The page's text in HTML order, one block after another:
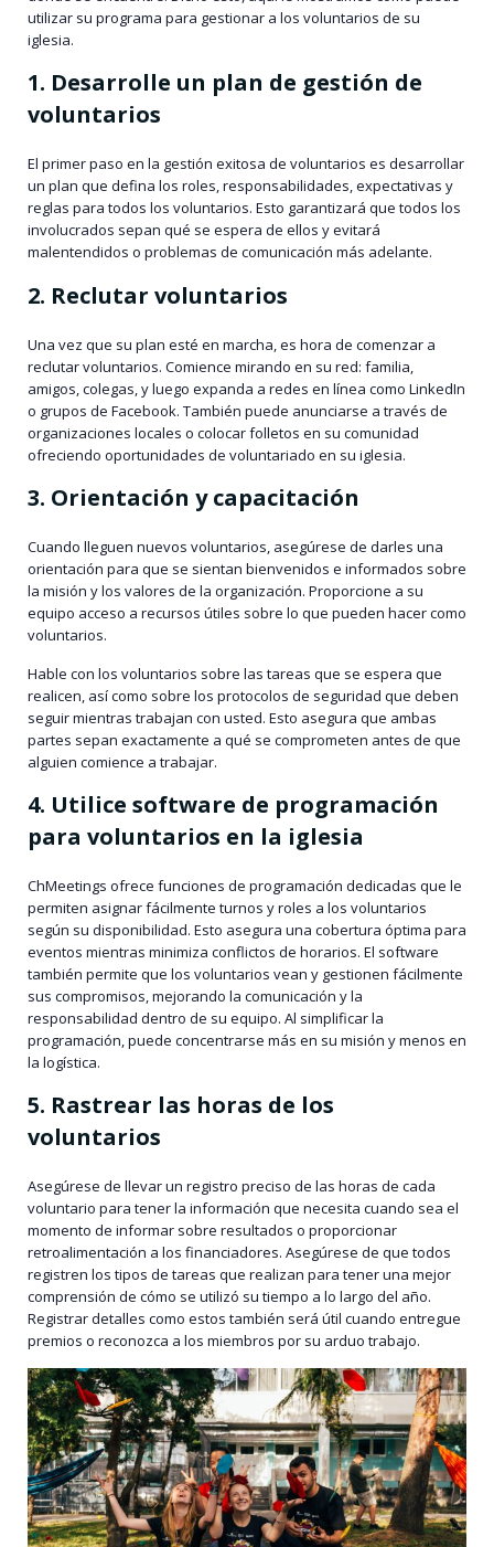
utilizar su programa para gestionar a los voluntarios de su
iglesia.
1. Desarrolle un plan de gestión de
voluntarios
El primer paso en la gestión exitosa de voluntarios es desarrollar
un plan que defina los roles, responsabilidades, expectativas y
reglas para todos los voluntarios. Esto garantizará que todos los
involucrados sepan qué se espera de ellos y evitará
malentendidos o problemas de comunicación más adelante.
2. Reclutar voluntarios
Una vez que su plan esté en marcha, es hora de comenzar a
reclutar voluntarios. Comience mirando en su red: familia,
amigos, colegas, y luego expanda a redes en línea como LinkedIn
o grupos de Facebook. También puede anunciarse a través de
organizaciones locales o colocar folletos en su comunidad
ofreciendo oportunidades de voluntariado en su iglesia.
3. Orientación y capacitación
Cuando lleguen nuevos voluntarios, asegúrese de darles una
orientación para que se sientan bienvenidos e informados sobre
la misión y los valores de la organización. Proporcione a su
equipo acceso a recursos útiles sobre lo que pueden hacer como
voluntarios.
Hable con los voluntarios sobre las tareas que se espera que
realicen, así como sobre los protocolos de seguridad que deben
seguir mientras trabajan con usted. Esto asegura que ambas
partes sepan exactamente a qué se comprometen antes de que
alguien comience a trabajar.
4. Utilice software de programación
para voluntarios en la iglesia
ChMeetings ofrece funciones de programación dedicadas que le
permiten asignar fácilmente turnos y roles a los voluntarios
según su disponibilidad. Esto asegura una cobertura óptima para
eventos mientras minimiza conflictos de horarios. El software
también permite que los voluntarios vean y gestionen fácilmente
sus compromisos, mejorando la comunicación y la
responsabilidad dentro de su equipo. Al simplificar la
programación, puede concentrarse más en su misión y menos en
la logística.
5. Rastrear las horas de los
voluntarios
Asegúrese de llevar un registro preciso de las horas de cada
voluntario para tener la información que necesita cuando sea el
momento de informar sobre resultados o proporcionar
retroalimentación a los financiadores. Asegúrese de que todos
registren los tipos de tareas que realizan para tener una mejor
comprensión de cómo se utilizó su tiempo a lo largo del año.
Registrar detalles como estos también será útil cuando entregue
premios o reconozca a los miembros por su arduo trabajo.